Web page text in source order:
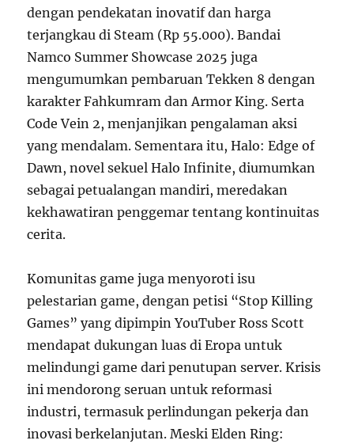
dengan pendekatan inovatif dan harga
terjangkau di Steam (Rp 55.000). Bandai
Namco Summer Showcase 2025 juga
mengumumkan pembaruan Tekken 8 dengan
karakter Fahkumram dan Armor King. Serta
Code Vein 2, menjanjikan pengalaman aksi
yang mendalam. Sementara itu, Halo: Edge of
Dawn, novel sekuel Halo Infinite, diumumkan
sebagai petualangan mandiri, meredakan
kekhawatiran penggemar tentang kontinuitas
cerita.
Komunitas game juga menyoroti isu
pelestarian game, dengan petisi “Stop Killing
Games” yang dipimpin YouTuber Ross Scott
mendapat dukungan luas di Eropa untuk
melindungi game dari penutupan server. Krisis
ini mendorong seruan untuk reformasi
industri, termasuk perlindungan pekerja dan
inovasi berkelanjutan. Meski Elden Ring: